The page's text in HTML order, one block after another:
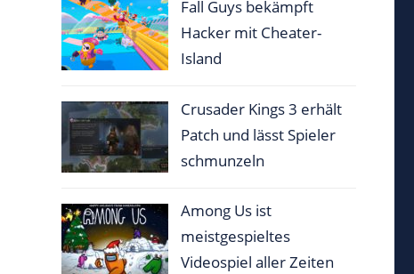
Fall Guys bekämpft
Hacker mit Cheater-
Island
Crusader Kings 3 erhält
Patch und lässt Spieler
schmunzeln
Among Us ist
meistgespieltes
Videospiel aller Zeiten